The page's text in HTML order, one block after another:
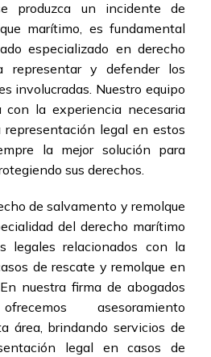
produzca un incidente de
marítimo, es fundamental
especializado en derecho
representar y defender los
involucradas. Nuestro equipo
con la experiencia necesaria
legal en estos
la mejor solución para
sus derechos.
de salvamento y remolque
del derecho marítimo
legales relacionados con la
de rescate y remolque en
nuestra firma de abogados
asesoramiento
área, brindando servicios de
legal en casos de